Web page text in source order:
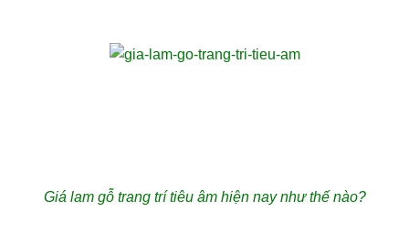
Giá lam gỗ trang trí tiêu âm hiện nay như thế nào?